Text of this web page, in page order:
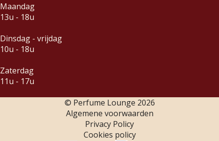
Maandag
13u - 18u
Dinsdag - vrijdag
10u - 18u
Zaterdag
11u - 17u
© Perfume Lounge 2026
Algemene voorwaarden
Privacy Policy
Cookies policy